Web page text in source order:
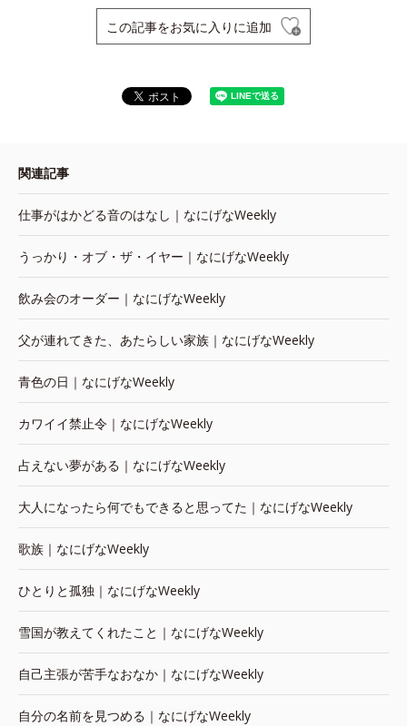
この記事をお気に入りに追加
関連記事
仕事がはかどる音のはなし｜なにげなWeekly
うっかり・オブ・ザ・イヤー｜なにげなWeekly
飲み会のオーダー｜なにげなWeekly
父が連れてきた、あたらしい家族｜なにげなWeekly
青色の日｜なにげなWeekly
カワイイ禁止令｜なにげなWeekly
占えない夢がある｜なにげなWeekly
大人になったら何でもできると思ってた｜なにげなWeekly
歌族｜なにげなWeekly
ひとりと孤独｜なにげなWeekly
雪国が教えてくれたこと｜なにげなWeekly
自己主張が苦手なおなか｜なにげなWeekly
自分の名前を見つめる｜なにげなWeekly